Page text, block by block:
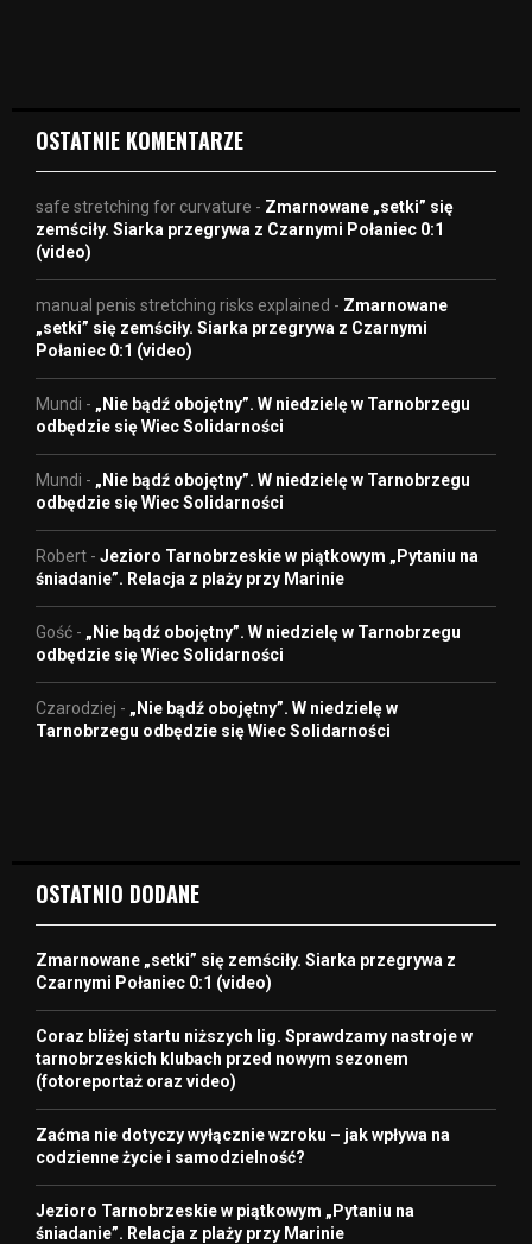
OSTATNIE KOMENTARZE
safe stretching for curvature - Zmarnowane „setki” się
zemściły. Siarka przegrywa z Czarnymi Połaniec 0:1
(video)
manual penis stretching risks explained - Zmarnowane
„setki” się zemściły. Siarka przegrywa z Czarnymi
Połaniec 0:1 (video)
Mundi - „Nie bądź obojętny”. W niedzielę w Tarnobrzegu
odbędzie się Wiec Solidarności
Mundi - „Nie bądź obojętny”. W niedzielę w Tarnobrzegu
odbędzie się Wiec Solidarności
Robert - Jezioro Tarnobrzeskie w piątkowym „Pytaniu na
śniadanie”. Relacja z plaży przy Marinie
Gość - „Nie bądź obojętny”. W niedzielę w Tarnobrzegu
odbędzie się Wiec Solidarności
Czarodziej - „Nie bądź obojętny”. W niedzielę w
Tarnobrzegu odbędzie się Wiec Solidarności
OSTATNIO DODANE
Zmarnowane „setki” się zemściły. Siarka przegrywa z
Czarnymi Połaniec 0:1 (video)
Coraz bliżej startu niższych lig. Sprawdzamy nastroje w
tarnobrzeskich klubach przed nowym sezonem
(fotoreportaż oraz video)
Zaćma nie dotyczy wyłącznie wzroku – jak wpływa na
codzienne życie i samodzielność?
Jezioro Tarnobrzeskie w piątkowym „Pytaniu na
śniadanie”. Relacja z plaży przy Marinie